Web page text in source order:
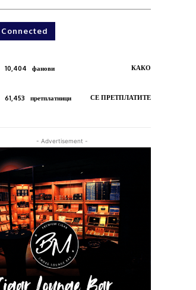
10,404 фанови КАКО
61,453 претплатници СЕ ПРЕТПЛАТИТЕ
- Advertisement -